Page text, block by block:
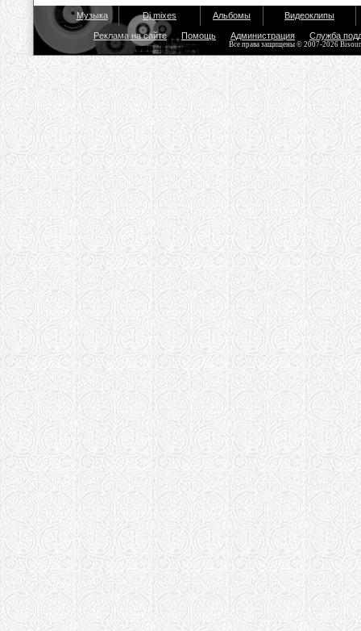
Музыка Dj mixes Альбомы Видеоклипы
Реклама на сайте Помощь Администрация Служба
Все права защищены © 2007-2026